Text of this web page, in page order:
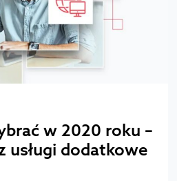
w 2020 roku –
usługi dodatkowe